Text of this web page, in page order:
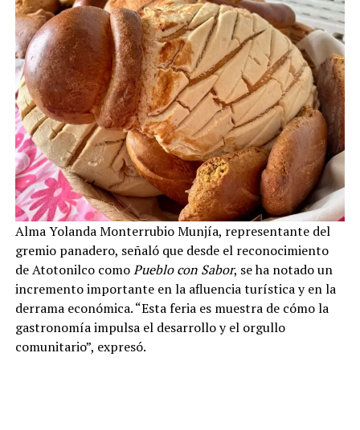
Alma Yolanda Monterrubio Munjía, representante del
gremio panadero, señaló que desde el reconocimiento
de Atotonilco comoPueblo con Sabor, se ha notado un
incremento importante en la afluencia turística y en la
derrama económica. “Esta feria es muestra de cómo la
gastronomía impulsa el desarrollo y el orgullo
comunitario”, expresó.